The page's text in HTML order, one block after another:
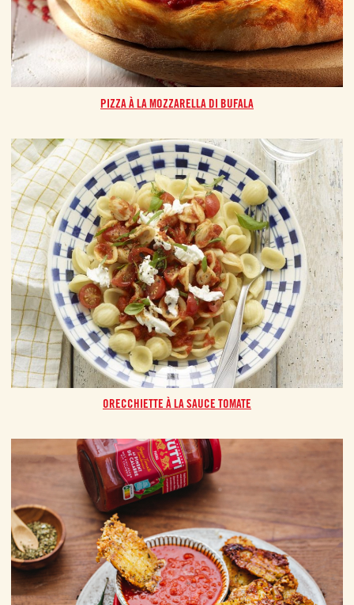
PIZZA À LA MOZZARELLA DI BUFALA
ORECCHIETTE À LA SAUCE TOMATE